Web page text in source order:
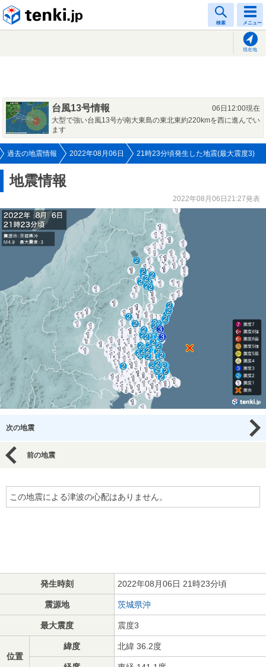
検索 メニュー
現在地
台風13号情報
06日12:00現在
大型で強い台風13号が南大東島の東北東約220kmを西に進んでい
ます
過去の地震情報 2022年08月06日 21時23分頃発生した地震(最大震度3)
地震情報
2022年08月06日21:27発表
次の地震
前の地震
この地震による津波の心配はありません。
発生時刻 2022年08月06日 21時23分頃
震源地 茨城県沖
最大震度 震度3
位置
緯度 北緯 36.2度